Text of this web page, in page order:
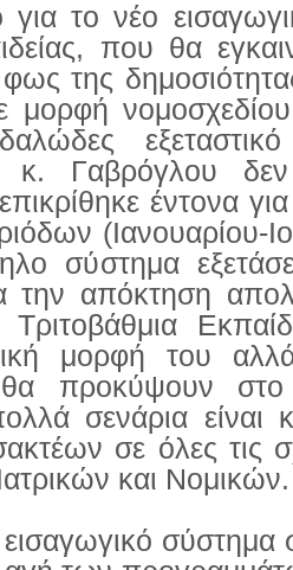
για το νέο
που θα
της
μορφή
κ. Γαβρόγλου δεν
έντονα
(Ιανουαρίου-
σύστημα
την απόκτηση
μορφή του
προκύψουν στο
σενάρια είναι
σε όλες τις
και Νομικών.
σύστημα